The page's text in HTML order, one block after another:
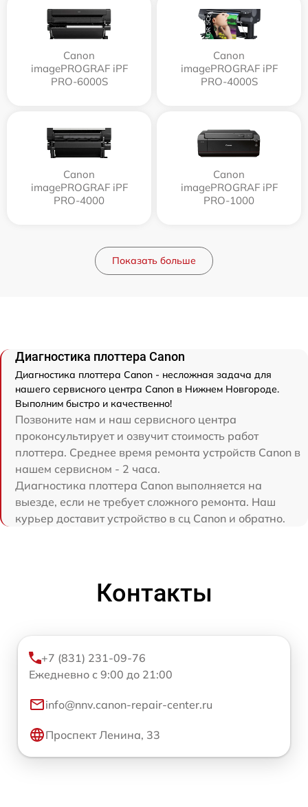
Canon
imagePROGRAF iPF
PRO-6000S
Canon
imagePROGRAF iPF
PRO-4000S
Canon
imagePROGRAF iPF
PRO-4000
Canon
imagePROGRAF iPF
PRO-1000
Показать больше
Диагностика плоттера Canon
Диагностика плоттера Canon - несложная задача для
нашего сервисного центра Canon в Нижнем Новгороде.
Выполним быстро и качественно!
Позвоните нам и наш сервисного центра
проконсультирует и озвучит стоимость работ
плоттера. Среднее время ремонта устройств Canon в
нашем сервисном - 2 часа.
Диагностика плоттера Canon выполняется на
выезде, если не требует сложного ремонта. Наш
курьер доставит устройство в сц Canon и обратно.
Контакты
+7 (831) 231-09-76
Ежедневно с 9:00 до 21:00
info@nnv.canon-repair-center.ru
Проспект Ленина, 33